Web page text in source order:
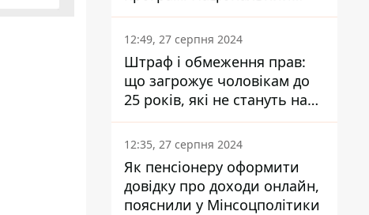
кешбек: як це зробити
через портал Дія
12:49, 27 серпня 2024
Штраф і обмеження прав:
що загрожує чоловікам до
25 років, які не стануть на
військовий облік
12:35, 27 серпня 2024
Як пенсіонеру оформити
довідку про доходи онлайн,
пояснили у Мінсоцполітики